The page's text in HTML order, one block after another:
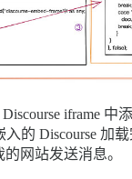
iframe 中
的 Discourse 加
的网站发送消息。